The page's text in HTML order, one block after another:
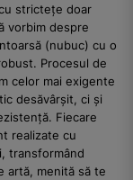
strictețe doar
vorbim despre
(nubuc) cu o
Procesul de
celor mai exigente
desăvârșit, ci și
Fiecare
realizate cu
transformând
artă, menită să te